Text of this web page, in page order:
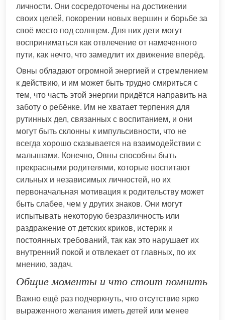
личности. Они сосредоточены на достижении
своих целей, покорении новых вершин и борьбе за
своё место под солнцем. Для них дети могут
восприниматься как отвлечение от намеченного
пути, как нечто, что замедлит их движение вперёд.
Овны обладают огромной энергией и стремлением
к действию, и им может быть трудно смириться с
тем, что часть этой энергии придётся направить на
заботу о ребёнке. Им не хватает терпения для
рутинных дел, связанных с воспитанием, и они
могут быть склонны к импульсивности, что не
всегда хорошо сказывается на взаимодействии с
малышами. Конечно, Овны способны быть
прекрасными родителями, которые воспитают
сильных и независимых личностей, но их
первоначальная мотивация к родительству может
быть слабее, чем у других знаков. Они могут
испытывать некоторую безразличность или
раздражение от детских криков, истерик и
постоянных требований, так как это нарушает их
внутренний покой и отвлекает от главных, по их
мнению, задач.
Общие моменты и что стоит помнить
Важно ещё раз подчеркнуть, что отсутствие ярко
выраженного желания иметь детей или менее